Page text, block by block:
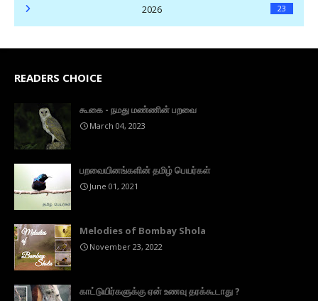
2026 23
READERS CHOICE
கூகை - நமது மண்ணின் பறவை
March 04, 2023
பறவையினங்களின் தமிழ் பெயர்கள்
June 01, 2021
Melodies of Bombay Shola
November 23, 2022
காட்டுயிர்களுக்கு ஏன் உணவு தரக்கூடாது ?